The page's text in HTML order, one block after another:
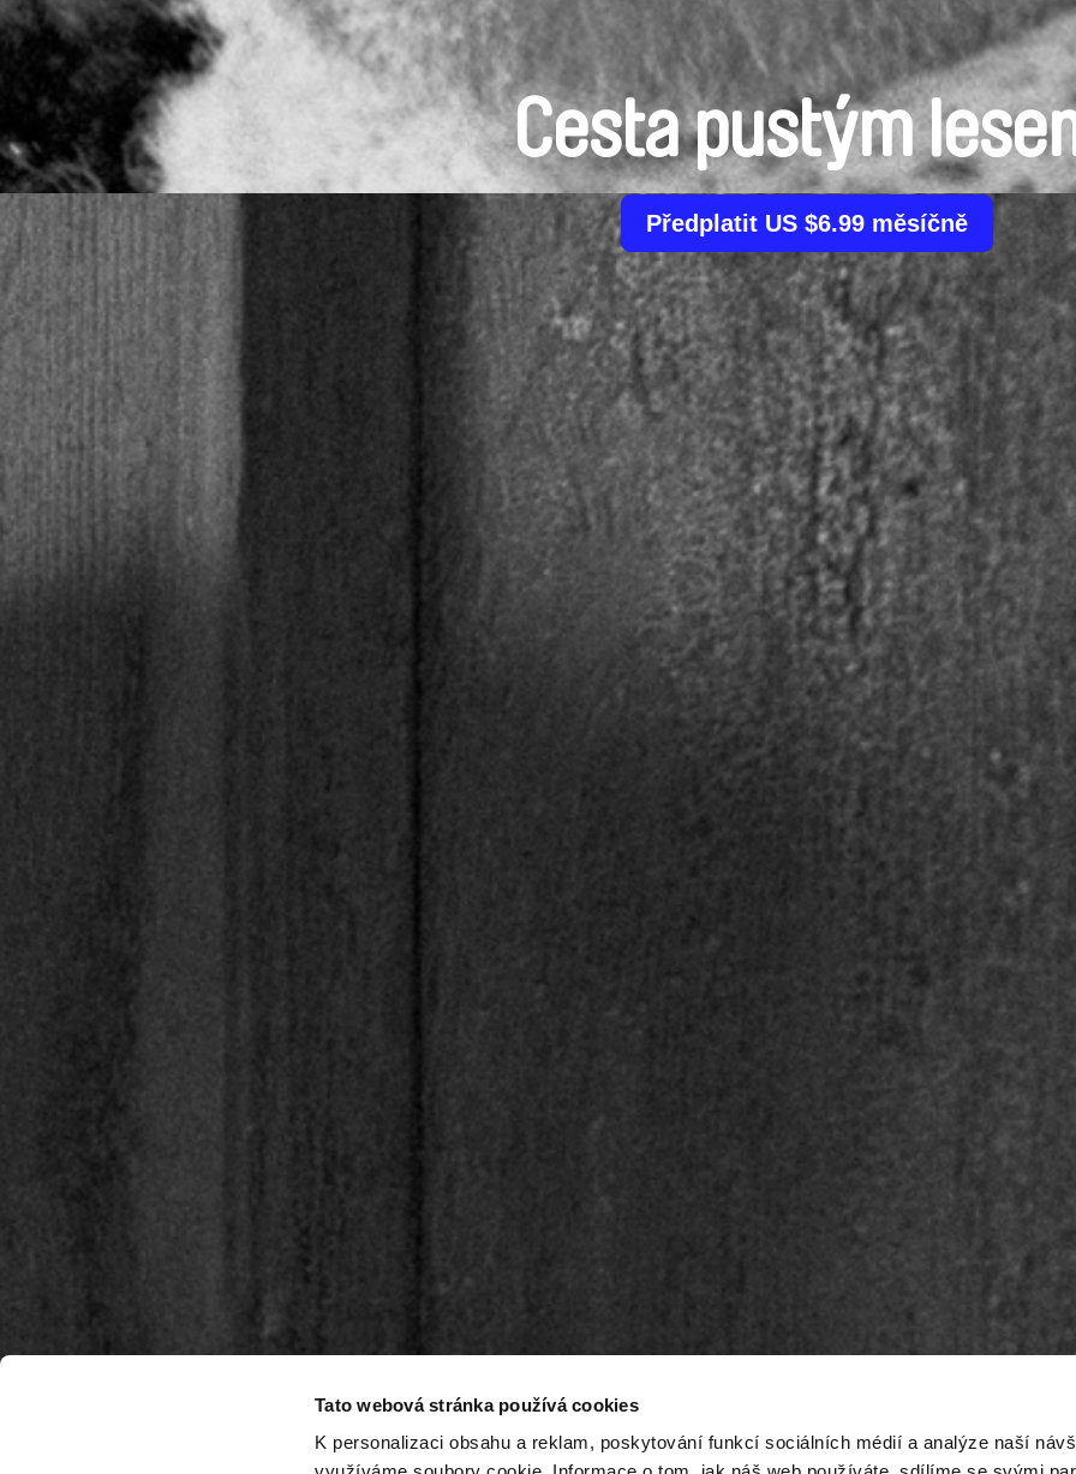
Tato webová stránka používá cookies
K personalizaci obsahu a reklam, poskytování funkcí sociálních médií a analýze naší
Cesta pustým
Předplatit US $6.99 měsíčně